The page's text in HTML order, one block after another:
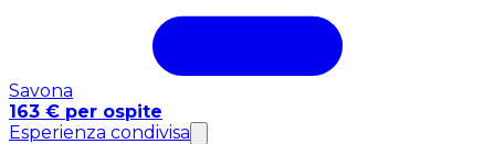
Savona
163 € per ospite
Esperienza condivisa